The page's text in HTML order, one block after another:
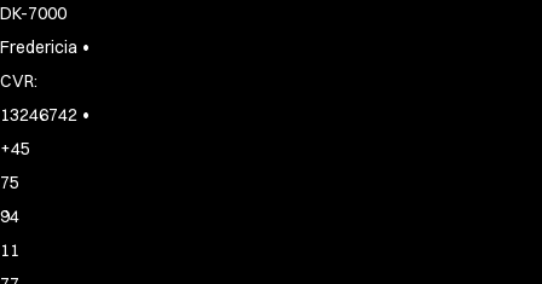
DK-7000
Fredericia •
CVR:
13246742 •
+45
75
94
11